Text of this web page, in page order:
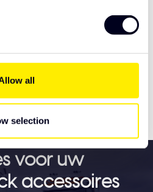
all
selection
voor uw
accessoires